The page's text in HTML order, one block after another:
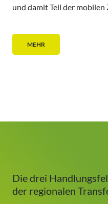
und damit Teil der
MEHR
Die drei
der regionalen